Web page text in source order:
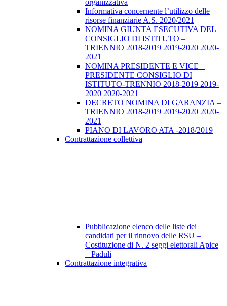
organizzativa
Informativa concernente l’utilizzo delle
risorse finanziarie A.S. 2020/2021
NOMINA GIUNTA ESECUTIVA DEL
CONSIGLIO DI ISTITUTO –
TRIENNIO 2018-2019 2019-2020 2020-
2021
NOMINA PRESIDENTE E VICE –
PRESIDENTE CONSIGLIO DI
ISTITUTO-TRENNIO 2018-2019 2019-
2020 2020-2021
DECRETO NOMINA DI GARANZIA –
TRIENNIO 2018-2019 2019-2020 2020-
2021
PIANO DI LAVORO ATA -2018/2019
Contrattazione collettiva
Pubblicazione elenco delle liste dei
candidati per il rinnovo delle RSU –
Costituzione di N. 2 seggi elettorali Apice
– Paduli
Contrattazione integrativa